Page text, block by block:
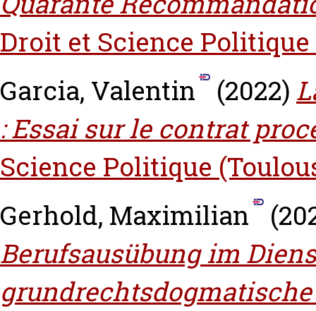
Droit et Science Politique
Garcia, Valentin
(2022)
: Essai sur le contrat
Science Politique
Gerhold, Maximilian
Berufsausübung im